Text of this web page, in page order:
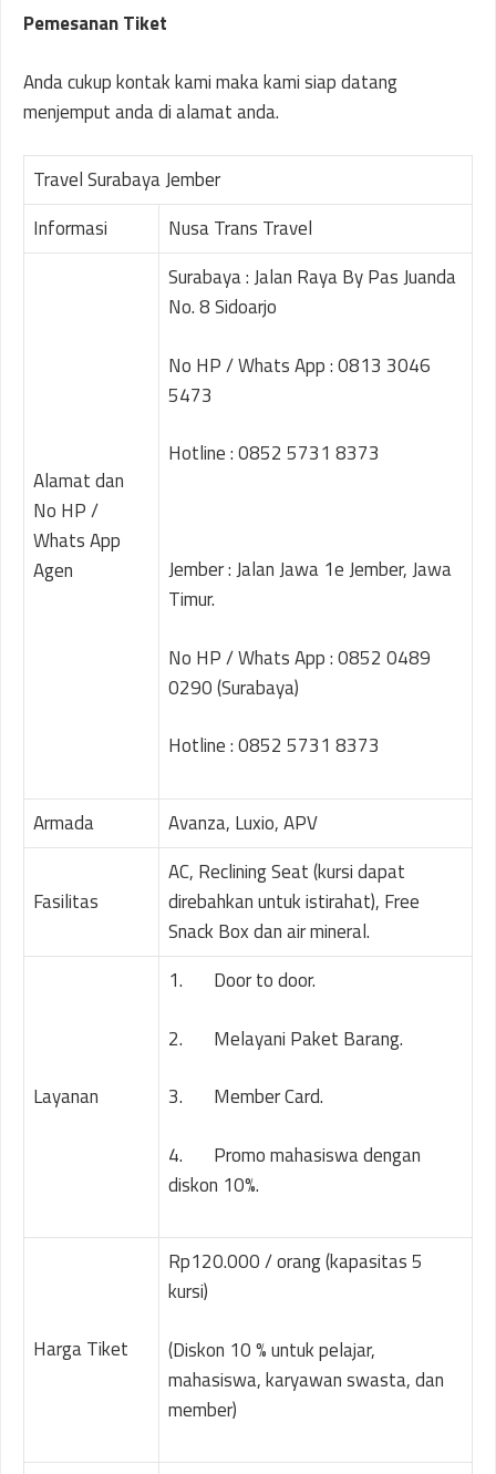
Pemesanan Tiket
Anda cukup kontak kami maka kami siap datang
menjemput anda di alamat anda.
Travel Surabaya Jember
Informasi
Nusa Trans Travel
Alamat dan
No HP /
Whats App
Agen
Surabaya : Jalan Raya By Pas Juanda
No. 8 Sidoarjo
No HP / Whats App : 0813 3046
5473
Hotline : 0852 5731 8373
Jember : Jalan Jawa 1e Jember, Jawa
Timur.
No HP / Whats App : 0852 0489
0290 (Surabaya)
Hotline : 0852 5731 8373
Armada Avanza, Luxio, APV
Fasilitas
AC, Reclining Seat (kursi dapat
direbahkan untuk istirahat), Free
Snack Box dan air mineral.
Layanan
1. Door to door.
2. Melayani Paket Barang.
3. Member Card.
4. Promo mahasiswa dengan
diskon 10%.
Harga Tiket
Rp120.000 / orang (kapasitas 5
kursi)
(Diskon 10 % untuk pelajar,
mahasiswa, karyawan swasta, dan
member)